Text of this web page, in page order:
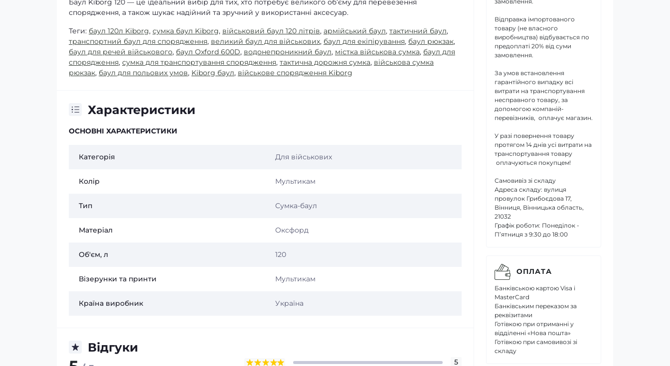
спорядження, а також шукає надійний та зручний у використанні аксесуар.
Теги: баул 120л Kiborg, сумка баул Kiborg, військовий баул 120 літрів, армійський баул, тактичний баул,
транспортний баул для спорядження, великий баул для військових, баул для екіпірування, баул рюкзак,
баул для речей військового, баул Oxford 600D, водонепроникний баул, містка військова сумка, баул для
спорядження, сумка для транспортування спорядження, тактична дорожня сумка, військова сумка
рюкзак, баул для польових умов, Kiborg баул, військове спорядження Kiborg
Характеристики
ОСНОВНІ ХАРАКТЕРИСТИКИ
Категорія Для військових
Колір Мультикам
Тип Сумка-баул
Матеріал Оксфорд
Об'єм, л 120
Візерунки та принти Мультикам
Країна виробник Україна
Відгуки
5
Відправка імпортованого
товару (не власного
виробництва) відбувається по
предоплаті 20% від суми
замовлення.
За умов встановлення
гарантійного випадку всі
витрати на транспортування
несправного товару, за
допомогою компаній-
перевізників, оплачує магазин.
У разі повернення товару
протягом 14 днів усі витрати на
транспортування товару
оплачуються покупцем!
Самовивіз зі складу
Адреса складу: вулиця
провулок Грибоєдова 17,
Вінниця, Вінницька область,
21032
Графік роботи: Понеділок -
П’ятниця з 9:30 до 18:00
ОПЛАТА
Банківською картою Visa і
MasterCard
Банківським переказом за
реквізитами
Готівкою при отриманні у
відділенні «Нова пошта»
Готівкою при самовивозі зі
складу